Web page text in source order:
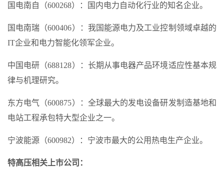
国电南自（600268）：国内电力自动化行业的知名企业。
国电南瑞（600406）：我国能源电力及工业控制领域卓越的
IT企业和电力智能化领军企业。
中国电研（688128）：长期从事电器产品环境适应性基本规
律与机理研究。
东方电气（600875）：全球最大的发电设备研发制造基地和
电站工程承包特大型企业之一。
宁波能源（600982）：宁波市最大的公用热电生产企业。
特高压相关上市公司：